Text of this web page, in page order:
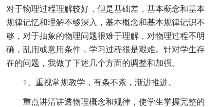
对于物理过程理解较好，但是基础差，基本概念和基本
规律记忆和理解不够深入，基本概念和基本规律记识不
够，对于抽象的物理问题很难于理解，对物理过程不明
确，乱用或意用条件，学习过程很是艰难。针对学生存
在的问题，我做了下述几个方面的调整和加强。
1、重视常规教学，有条不紊，渐进推进。
重点讲清讲透物理概念和规律，使学生掌握完整的